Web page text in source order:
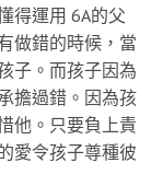
得運用 6A的父
做錯的時候，當
子。而孩子因為
擔過錯。因為孩
他。只要負上責
愛令孩子尊種彼